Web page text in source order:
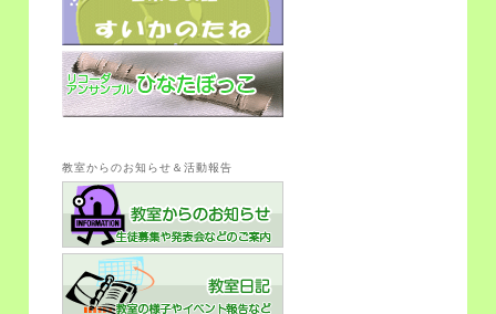
教室からのお知らせ＆活動報告